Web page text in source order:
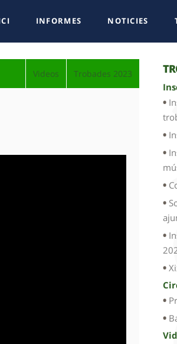
INFORMES NOTICIES
Videos Trobades 2023